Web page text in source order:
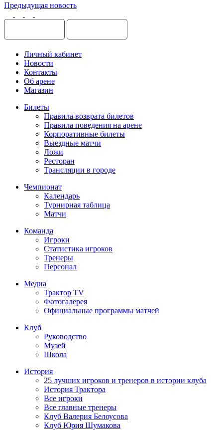
Предыдущая новость
Личный кабинет
Новости
Контакты
Об арене
Магазин
Билеты
Правила возврата билетов
Правила поведения на арене
Корпоративные билеты
Выездные матчи
Ложи
Ресторан
Трансляции в городе
Чемпионат
Календарь
Турнирная таблица
Матчи
Команда
Игроки
Статистика игроков
Тренеры
Персонал
Медиа
Трактор TV
Фотогалерея
Официальные программы матчей
Клуб
Руководство
Музей
Школа
История
25 лучших игроков и тренеров в истории клуба
История Трактора
Все игроки
Все главные тренеры
Клуб Валерия Белоусова
Клуб Юрия Шумакова